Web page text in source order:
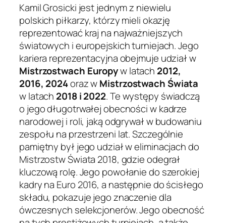
Kamil Grosicki jest jednym z niewielu
polskich piłkarzy, którzy mieli okazję
reprezentować kraj na najważniejszych
światowych i europejskich turniejach. Jego
kariera reprezentacyjna obejmuje udział w
Mistrzostwach Europyw latach 2012,
2016, 2024oraz wMistrzostwach Świata
w latach 2018 i 2022. Te występy świadczą
o jego długotrwałej obecności w kadrze
narodowej i roli, jaką odgrywał w budowaniu
zespołu na przestrzeni lat. Szczególnie
pamiętny był jego udział w eliminacjach do
Mistrzostw Świata 2018, gdzie odegrał
kluczową rolę. Jego powołanie do szerokiej
kadry na Euro 2016, a następnie do ścisłego
składu, pokazuje jego znaczenie dla
ówczesnych selekcjonerów. Jego obecność